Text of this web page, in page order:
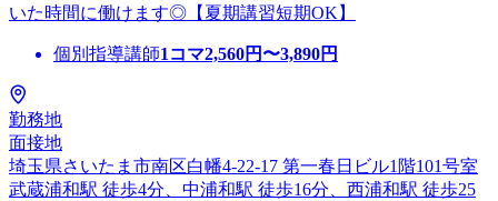
いた時間に働けます◎【夏期講習短期OK】
個別指導講師1コマ2,560円〜3,890円
勤務地
面接地
埼玉県さいたま市南区白幡4-22-17 第一春日ビル1階101号室
武蔵浦和駅 徒歩4分、中浦和駅 徒歩16分、西浦和駅 徒歩25